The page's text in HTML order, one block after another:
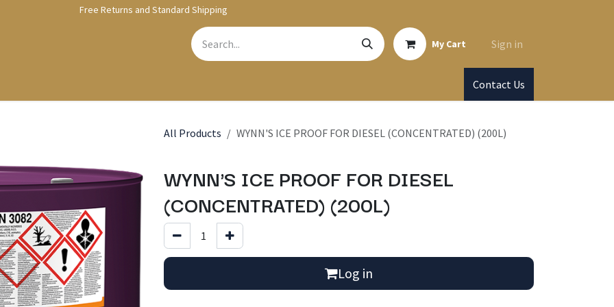
Free Returns and Standard Shipping
My Cart Sign in
Contact Us
All Products WYNN'S ICE PROOF FOR DIESEL (CONCENTRATED) (200L)
WYNN'S ICE PROOF FOR DIESEL
(CONCENTRATED) (200L)
Log in